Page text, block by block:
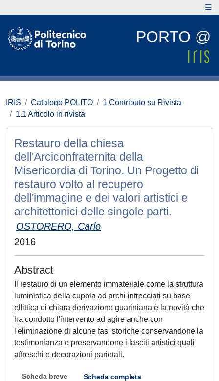
PORTO @
IRIS Catalogo POLITO
1 Contributo su Rivista
1.1 Articolo in rivista
Restauro della chiesa
dell'Arciconfraternita della
Misericordia di Torino. Un Progetto di
restauro volto al recupero
dell'immagine e dei valori artistici e
architettonici delle singole parti.
OSTORERO, Carlo
2016
Abstract
Il restauro di un elemento immateriale come la struttura
luministica della cupola ad archi intrecciati su base
ellittica di chiara derivazione guariniana è la novità che
ha condotto l'intervento ad agire anche con
l'eliminazione di alcune fasi storiche conservandone la
testimonianza e preservandone i lasciti artistici quali
affreschi e decorazioni parietali.
Scheda breve Scheda completa